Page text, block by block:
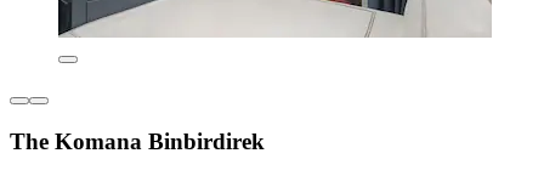
The Komana Binbirdirek